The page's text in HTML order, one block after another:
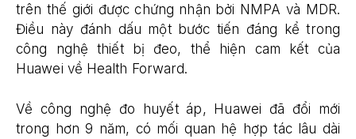
trên thế giới được chứng nhận bởi NMPA và MDR.
Điều này đánh dấu một bước tiến đáng kể trong
công nghệ thiết bị đeo, thể hiện cam kết của
Huawei về Health Forward.
Về công nghệ đo huyết áp, Huawei đã đổi mới
trong hơn 9 năm, có mối quan hệ hợp tác lâu dài